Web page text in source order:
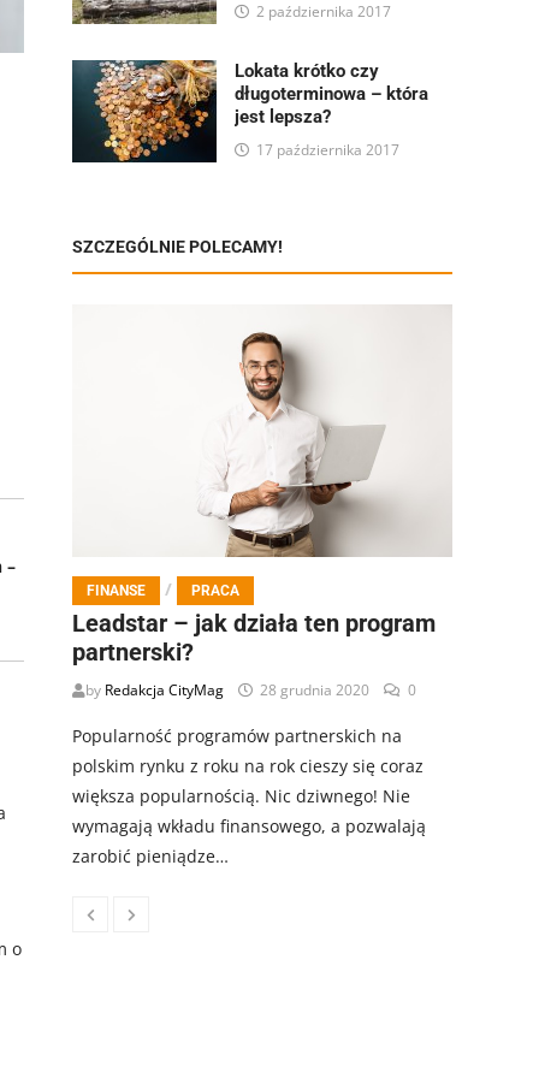
–
o
2 października 2017
Lokata krótko czy
długoterminowa – która
jest lepsza?
17 października 2017
SZCZEGÓLNIE POLECAMY!
FINANSE / PRACA
Leadstar – jak działa ten program
partnerski?
by Redakcja CityMag 28 grudnia 2020 0
Popularność programów partnerskich na
polskim rynku z roku na rok cieszy się coraz
większa popularnością. Nic dziwnego! Nie
wymagają wkładu finansowego, a pozwalają
zarobić pieniądze…